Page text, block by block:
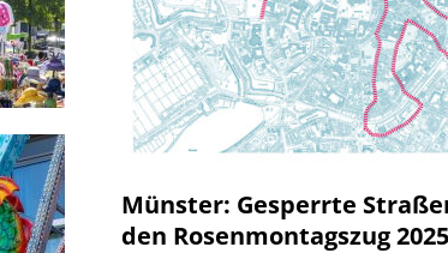
Münster: Gesperrte
den Rosenmontagszug 2025